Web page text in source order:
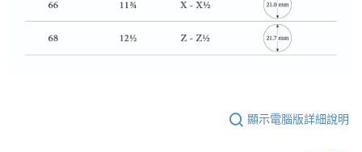
顯示電腦版詳細說明